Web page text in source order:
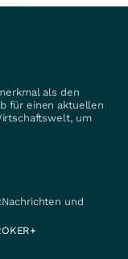
als den
für einen aktuellen
um
und